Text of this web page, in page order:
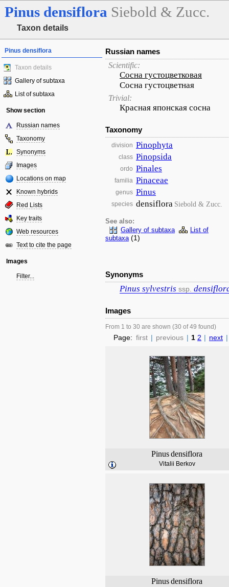
Pinus densiflora Siebold & Zucc.
Taxon details
Pinus densiflora
Taxon details
Gallery of subtaxa
List of subtaxa
Show section
Russian names
Taxonomy
Synonyms
Images
Locations on map
Known hybrids
Red Lists
Key traits
Web resources
Text to cite the page
Images
Filter...
Russian names
Scientific:
Сосна густоцветковая
Сосна густоцветная
Trivial:
Красная японская сосна
Taxonomy
division Pinophyta
class Pinopsida
ordo Pinales
familia Pinaceae
genus Pinus
species densiflora Siebold & Zucc.
See also:
Gallery of subtaxa
List of
subtaxa (1)
Synonyms
Pinus sylvestris ssp.
Images
From 1 to 30 are shown (30 of 49 found)
Page: first | previous | 1 2 | next |
Pinusdensiflora
Vitalii Berkov
Pinusdensiflora